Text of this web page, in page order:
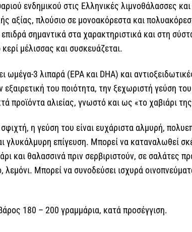
ενδημικού στις Ελληνικές λιμνοθάλασσες
αξίας, πλούσιο σε μονοακόρεστα και
σημαντικά στα χαρακτηριστικά και στη
μέλισσας και συσκευάζεται.
ωμέγα-3 λιπαρά (EPA και DHA) και
του ποιότητα, την ξεχωριστή γεύση
προϊόντα αλιείας, γνωστό και ως «το χαβιάρι
η γεύση του είναι ευχάριστα αλμυρή,
γλυκάλμυρη επίγευση. Μπορεί να καταναλωθεί
και θαλασσινά πριν σερβιριστούν, σε σαλάτες
Μπορεί να συνοδεύσει ισχυρά
180 – 200 γραμμάρια, κατά προσέγγιση.